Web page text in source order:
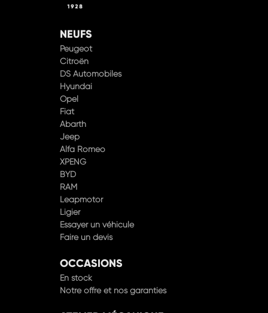
Peugeot
Citroën
DS Automobiles
Hyundai
Opel
Fiat
Abarth
Jeep
Alfa Romeo
XPENG
BYD
RAM
Leapmotor
Ligier
Essayer un véhicule
Faire un devis
En stock
Notre offre et nos garanties